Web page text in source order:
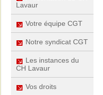
Lavaur
Votre équipe CGT
Notre syndicat CGT
Les instances du
CH Lavaur
Vos droits